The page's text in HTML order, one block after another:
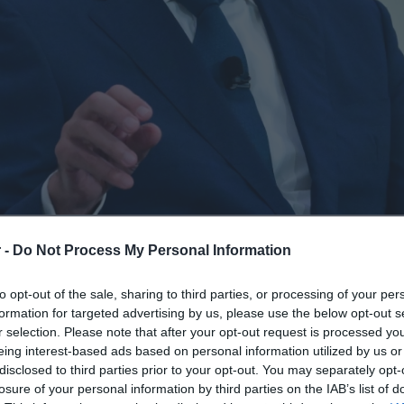
- Do Not Process My Personal Information
opt-out of the sale, sharing to third parties, or processing of your
for targeted advertising by us, please use the below opt-out
selection. Please note that after your opt-out request is processed
interest-based ads based on personal information utilized by us
to third parties prior to your opt-out. You may separately
of your personal information by third parties on the IAB’s list of
στην άμυνα με την
με εξαγώγιμη αξία υπογράμμισε,
Νίκος Δένδιας, συνομιλώντας
editor και senior editor του
Future: Defending Europe at